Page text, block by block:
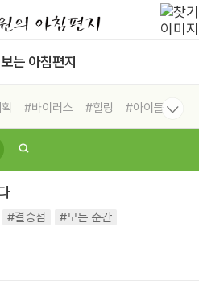
는 아침편지
#바이러스 #힐링
#아이들
교
#결승점
#모든 순간